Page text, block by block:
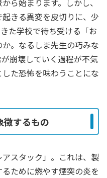
きる異変を皮切りに、少
た学校で待ち受ける「お
。なるしま先生の巧みな
崩壊していく過程が不気
た恐怖を味わうことにな
徴するもの
スタック」。これは、製
ために燃やす煙突の炎を